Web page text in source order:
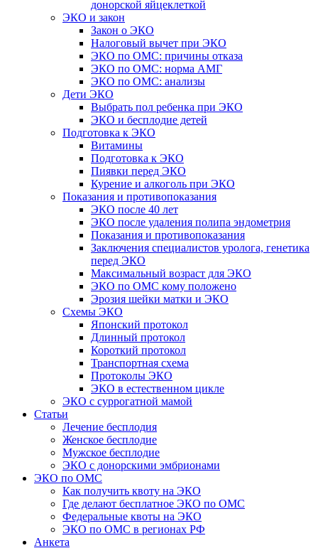
донорской яйцеклеткой
ЭКО и закон
Закон о ЭКО
Налоговый вычет при ЭКО
ЭКО по ОМС: причины отказа
ЭКО по ОМС: норма АМГ
ЭКО по ОМС: анализы
Дети ЭКО
Выбрать пол ребенка при ЭКО
ЭКО и бесплодие детей
Подготовка к ЭКО
Витамины
Подготовка к ЭКО
Пиявки перед ЭКО
Курение и алкоголь при ЭКО
Показания и противопоказания
ЭКО после 40 лет
ЭКО после удаления полипа эндометрия
Показания и противопоказания
Заключения специалистов уролога, генетика
перед ЭКО
Максимальный возраст для ЭКО
ЭКО по ОМС кому положено
Эрозия шейки матки и ЭКО
Схемы ЭКО
Японский протокол
Длинный протокол
Короткий протокол
Транспортная схема
Протоколы ЭКО
ЭКО в естественном цикле
ЭКО с суррогатной мамой
Статьи
Лечение бесплодия
Женское бесплодие
Мужское бесплодие
ЭКО с донорскими эмбрионами
ЭКО по ОМС
Как получить квоту на ЭКО
Где делают бесплатное ЭКО по ОМС
Федеральные квоты на ЭКО
ЭКО по ОМС в регионах РФ
Анкета